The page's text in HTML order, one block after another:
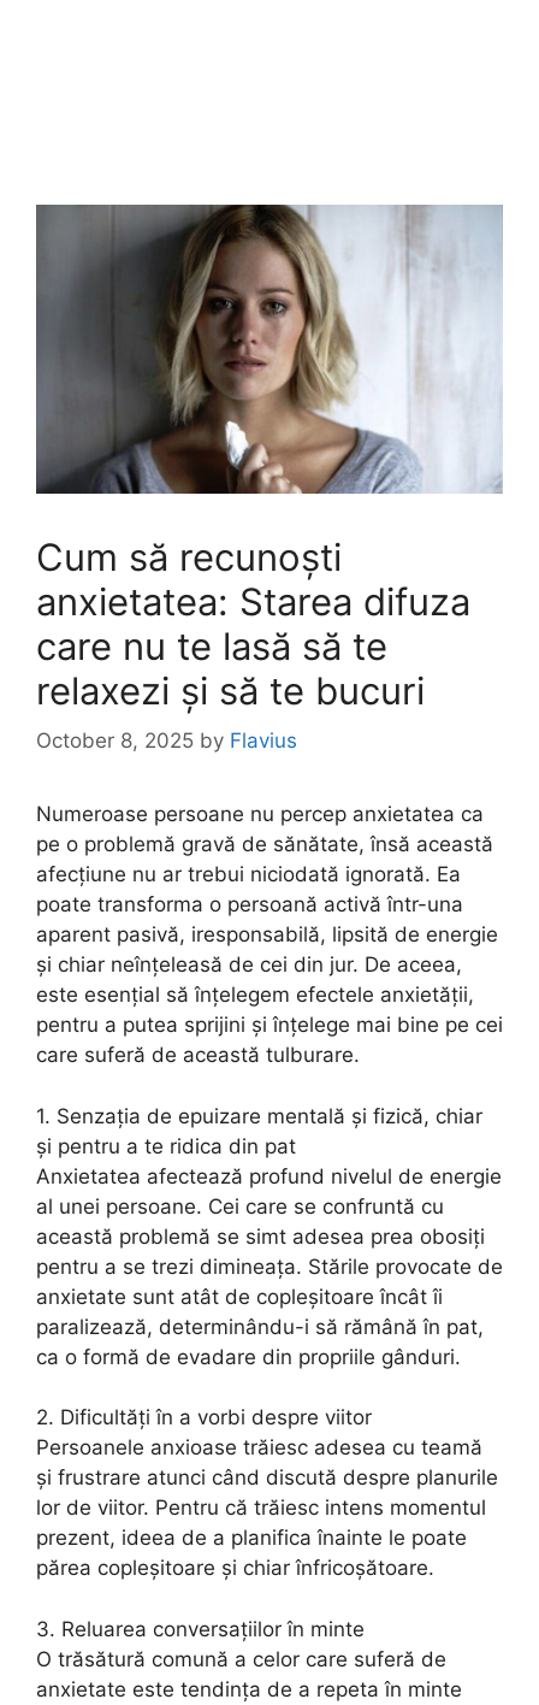
Cum să recunoști
anxietatea: Starea difuza
care nu te lasă să te
relaxezi și să te bucuri
October 8, 2025 by Flavius
Numeroase persoane nu percep anxietatea ca
pe o problemă gravă de sănătate, însă această
afecțiune nu ar trebui niciodată ignorată. Ea
poate transforma o persoană activă într-una
aparent pasivă, iresponsabilă, lipsită de energie
și chiar neînțeleasă de cei din jur. De aceea,
este esențial să înțelegem efectele anxietății,
pentru a putea sprijini și înțelege mai bine pe cei
care suferă de această tulburare.
1. Senzația de epuizare mentală și fizică, chiar
și pentru a te ridica din pat
Anxietatea afectează profund nivelul de energie
al unei persoane. Cei care se confruntă cu
această problemă se simt adesea prea obosiți
pentru a se trezi dimineața. Stările provocate de
anxietate sunt atât de copleșitoare încât îi
paralizează, determinându-i să rămână în pat,
ca o formă de evadare din propriile gânduri.
2. Dificultăți în a vorbi despre viitor
Persoanele anxioase trăiesc adesea cu teamă
și frustrare atunci când discută despre planurile
lor de viitor. Pentru că trăiesc intens momentul
prezent, ideea de a planifica înainte le poate
părea copleșitoare și chiar înfricoșătoare.
3. Reluarea conversațiilor în minte
O trăsătură comună a celor care suferă de
anxietate este tendința de a repeta în minte